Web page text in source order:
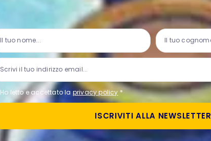
Ho letto e accettato laprivacy policy*
ISCRIVITI ALLA NEWSLETTER